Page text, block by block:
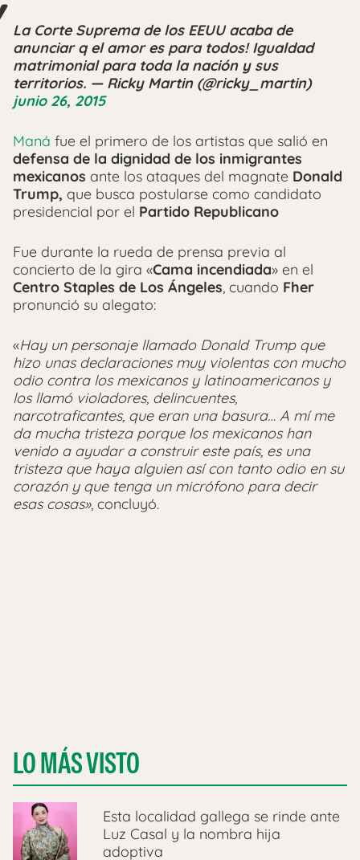
La Corte Suprema de los EEUU acaba de
anunciar q el amor es para todos! Igualdad
matrimonial para toda la nación y sus
territorios. — Ricky Martin (@ricky_martin)
junio 26, 2015
Maná fue el primero de los artistas que salió en
defensa de la dignidad de los inmigrantes
mexicanos ante los ataques del magnate Donald
Trump, que busca postularse como candidato
presidencial por el Partido Republicano
Fue durante la rueda de prensa previa al
concierto de la gira «Cama incendiada» en el
Centro Staples de Los Ángeles, cuando Fher
pronunció su alegato:
«Hay un personaje llamado Donald Trump que
hizo unas declaraciones muy violentas con mucho
odio contra los mexicanos y latinoamericanos y
los llamó violadores, delincuentes,
narcotraficantes, que eran una basura… A mí me
da mucha tristeza porque los mexicanos han
venido a ayudar a construir este país, es una
tristeza que haya alguien así con tanto odio en su
corazón y que tenga un micrófono para decir
esas cosas», concluyó.
LO MÁS VISTO
Esta localidad gallega se rinde ante
Luz Casal y la nombra hija
adoptiva